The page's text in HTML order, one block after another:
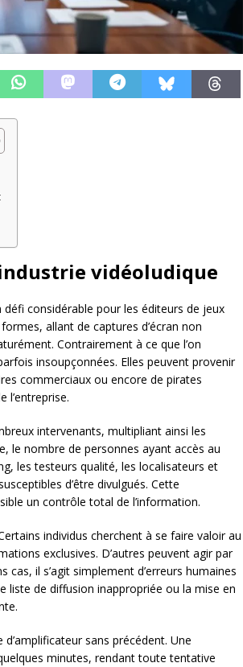
vidéoludique
défi considérable pour les éditeurs de jeux
allant de captures d’écran non
Contrairement à ce que l’on
insoupçonnées. Elles peuvent provenir
commerciaux ou encore de pirates
l’entreprise.
intervenants, multipliant ainsi les
le nombre de personnes ayant accès au
les testeurs qualité, les localisateurs et
d’être divulgués. Cette
un contrôle total de l’information.
individus cherchent à se faire valoir au
exclusives. D’autres peuvent agir par
il s’agit simplement d’erreurs humaines
liste de diffusion inappropriée ou la mise en
sans précédent. Une
minutes, rendant toute tentative